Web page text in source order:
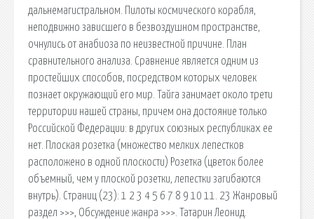
дальнемагистральном. Пилоты космического корабля,
неподвижно зависшего в безвоздушном пространстве,
очнулись от анабиоза по неизвестной причине. План
сравнительного анализа. Сравнение является одним из
простейших способов, посредством которых человек
познает окружающий его мир. Тайга занимает около трети
территории нашей страны, причем она достояние только
Российской Федерации: в других союзных республиках ее
нет. Плоская розетка (множество мелких лепестков
расположено в одной плоскости) Розетка (цветок более
объемный, чем у плоской розетки, лепестки загибаются
внутрь). Страниц (23): 1 2 3 4 5 6 7 8 9 10 11. 23 Жанровый
раздел >>>, Обсуждение жанра >>>. Татарин Леонид.